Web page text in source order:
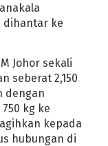
dihantar ke
Johor sekali
seberat 2,150
dengan
kg ke
kepada
hubungan di